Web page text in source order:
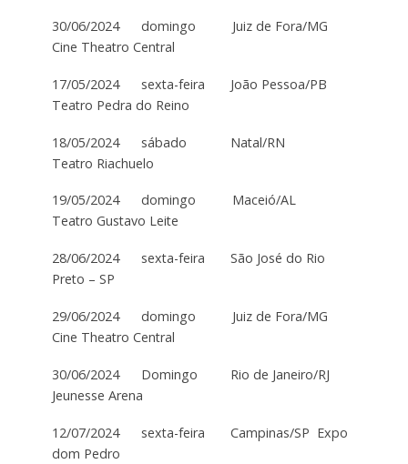
30/06/2024 domingo Juiz de Fora/MG
Cine Theatro Central
17/05/2024 sexta-feira João Pessoa/PB
Teatro Pedra do Reino
18/05/2024 sábado Natal/RN
Teatro Riachuelo
19/05/2024 domingo Maceió/AL
Teatro Gustavo Leite
28/06/2024 sexta-feira São José do Rio
Preto – SP
29/06/2024 domingo Juiz de Fora/MG
Cine Theatro Central
30/06/2024 Domingo Rio de Janeiro/RJ
Jeunesse Arena
12/07/2024 sexta-feira Campinas/SP Expo
dom Pedro